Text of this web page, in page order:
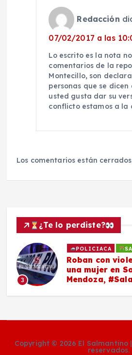
Redacción
07/02/2017 a las
Lo escrito es la nota
comentarios de la
Montecillo, son
personas que se dicen
usted gusta dar su
conflicto estamos a la
Los comentarios están
¿Te lo perdiste?
3
POLICIACA
Roban con
una mujer en
Mendoza,
Copyright © 2026 El Salmantino
reservados.